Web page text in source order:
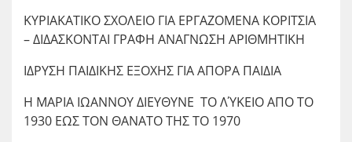
ΚΥΡΙΑΚΑΤΙΚΟ ΣΧΟΛΕΙΟ ΓΙΑ ΕΡΓΑΖΟΜΕΝΑ ΚΟΡΙΤΣΙΑ
– ΔΙΔΑΣΚΟΝΤΑΙ ΓΡΑΦΗ ΑΝΑΓΝΩΣΗ ΑΡΙΘΜΗΤΙΚΗ
ΙΔΡΥΣΗ ΠΑΙΔΙΚΗΣ ΕΞΟΧΗΣ ΓΙΑ ΑΠΟΡΑ ΠΑΙΔΙΑ
Η ΜΑΡΙΑ ΙΩΑΝΝΟΥ ΔΙΕΥΘΥΝΕ ΤΟ ΛΎΚΕΙΟ ΑΠΟ ΤΟ
1930 ΕΩΣ ΤΟΝ ΘΑΝΑΤΟ ΤΗΣ ΤΟ 1970